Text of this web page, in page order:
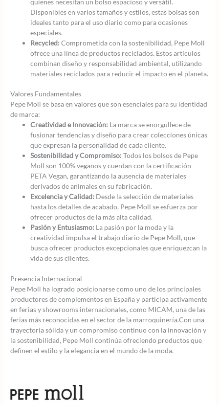
Disponibles en varios tamaños y estilos, estas bolsas son
ideales tanto para el uso diario como para ocasiones
especiales.
Recycled: Comprometida con la sostenibilidad, Pepe Moll
ofrece una línea de productos reciclados. Estos artículos
combinan diseño y responsabilidad ambiental, utilizando
materiales reciclados para reducir el impacto en el planeta.
Valores Fundamentales
Pepe Moll se basa en valores que son esenciales para su identidad
de marca:
Creatividad e Innovación: La marca se enorgullece de
fusionar tendencias y diseño para crear colecciones únicas
que expresan la personalidad de cada cliente.
Sostenibilidad y Compromiso: Todos los bolsos de Pepe
Moll son 100% veganos y cuentan con la certificación
PETA Vegan, garantizando la ausencia de materiales
derivados de animales en su fabricación.
Excelencia y Calidad: Desde la selección de materiales
hasta los detalles de acabado, Pepe Moll se esfuerza por
ofrecer productos de la más alta calidad.
Pasión y Entusiasmo: La pasión por la moda y la
creatividad impulsa el trabajo diario de Pepe Moll, que
busca ofrecer productos excepcionales que enriquezcan la
vida de sus clientes.
Presencia Internacional
Pepe Moll ha logrado posicionarse como uno de los principales
productores de complementos en España y participa activamente
en ferias y showrooms internacionales, como MICAM, una de las
ferias más reconocidas en el sector de la marroquinería.Con una
trayectoria sólida y un compromiso continuo con la innovación y
la sostenibilidad, Pepe Moll continúa ofreciendo productos que
definen el estilo y la elegancia en el mundo de la moda.